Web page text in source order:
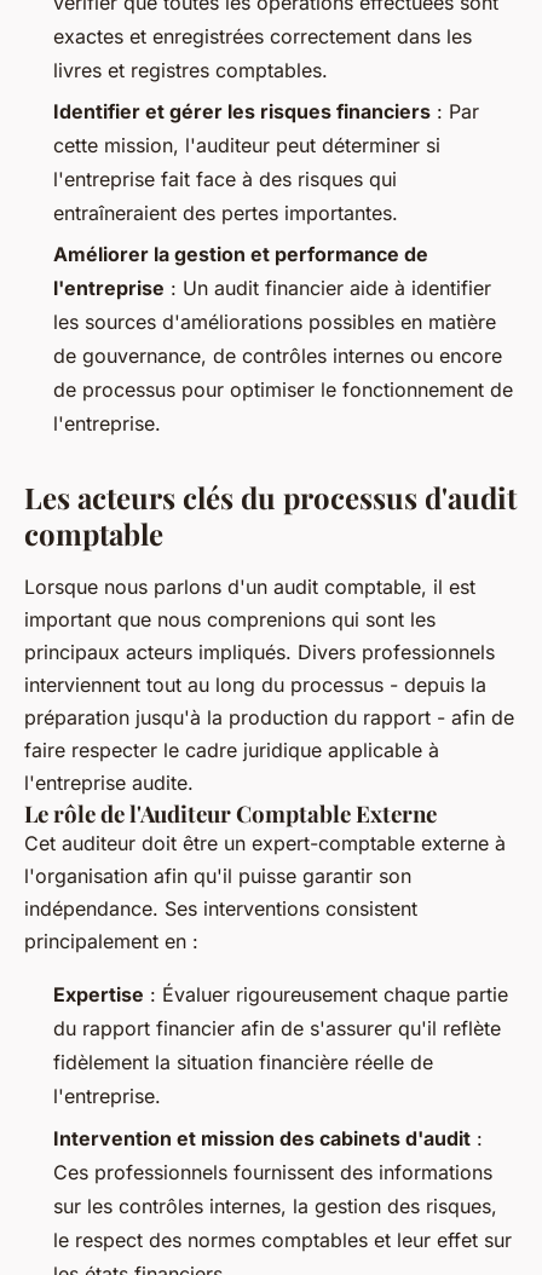
exactes et enregistrées correctement dans les
livres et registres comptables.
Identifier et gérer les risques financiers : Par
cette mission, l'auditeur peut déterminer si
l'entreprise fait face à des risques qui
entraîneraient des pertes importantes.
Améliorer la gestion et performance de
l'entreprise : Un audit financier aide à identifier
les sources d'améliorations possibles en matière
de gouvernance, de contrôles internes ou encore
de processus pour optimiser le fonctionnement de
l'entreprise.
Les acteurs clés du processus d'audit
comptable
Lorsque nous parlons d'un audit comptable, il est
important que nous comprenions qui sont les
principaux acteurs impliqués. Divers professionnels
interviennent tout au long du processus - depuis la
préparation jusqu'à la production du rapport - afin de
faire respecter le cadre juridique applicable à
l'entreprise audite.
Le rôle de l'Auditeur Comptable Externe
Cet auditeur doit être un expert-comptable externe à
l'organisation afin qu'il puisse garantir son
indépendance. Ses interventions consistent
principalement en :
Expertise : Évaluer rigoureusement chaque partie
du rapport financier afin de s'assurer qu'il reflète
fidèlement la situation financière réelle de
l'entreprise.
Intervention et mission des cabinets d'audit :
Ces professionnels fournissent des informations
sur les contrôles internes, la gestion des risques,
le respect des normes comptables et leur effet sur